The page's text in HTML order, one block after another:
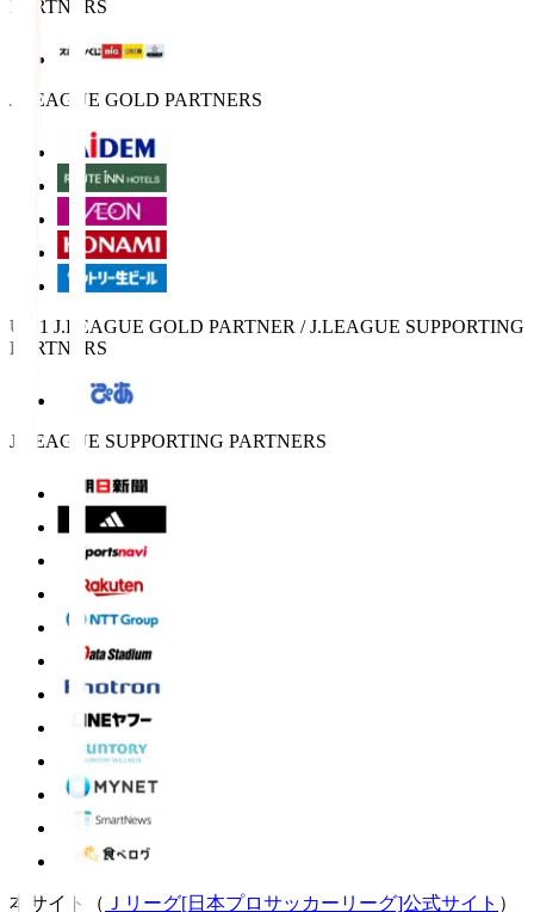
PARTNERS
J.LEAGUE GOLD PARTNERS
U-21 J.LEAGUE GOLD PARTNER / J.LEAGUE SUPPORTING
PARTNERS
J.LEAGUE SUPPORTING PARTNERS
本サイト（ Ｊリーグ[日本プロサッカーリーグ]公式サイト ）